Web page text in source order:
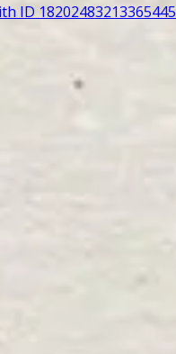
ID 18202483213365445